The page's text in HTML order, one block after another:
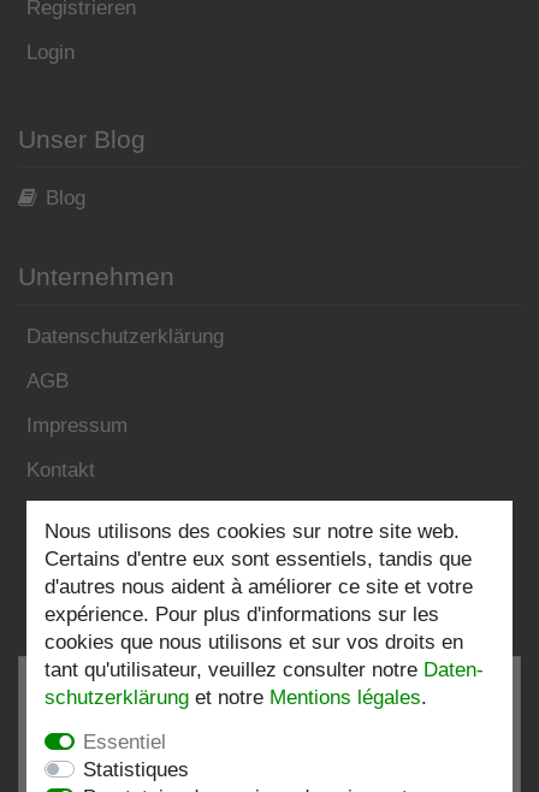
Registrieren
Login
Unser Blog
Blog
Unternehmen
Datenschutzerklärung
AGB
Impressum
Kontakt
Folgen Sie uns:
Nous utilisons des cookies sur notre site web.
Certains d'entre eux sont essentiels, tandis que
d'autres nous aident à améliorer ce site et votre
expérience. Pour plus d'informations sur les
cookies que nous utilisons et sur vos droits en
tant qu'utilisateur, veuillez consulter notre Daten­
schutz­erklärung et notre Mentions légales.
Essentiel
Statistiques